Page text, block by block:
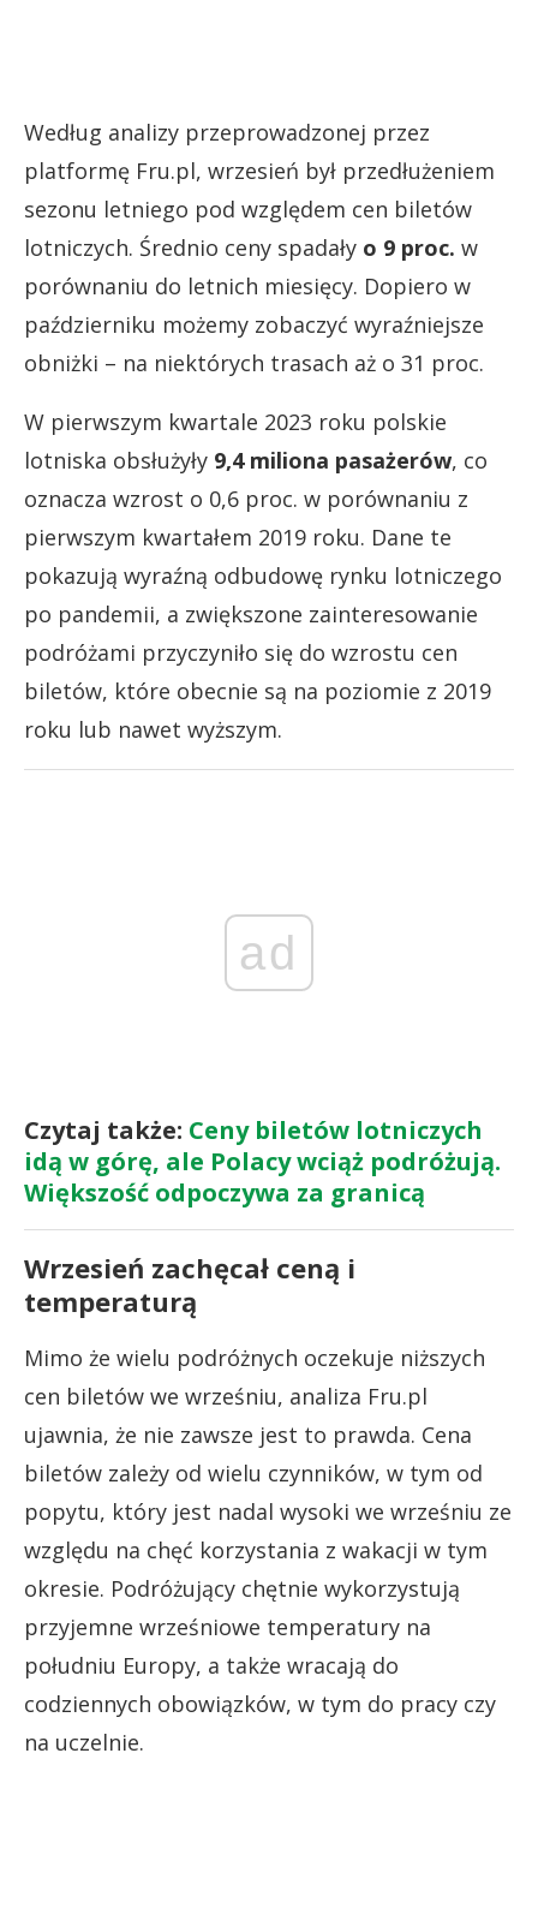
Według analizy przeprowadzonej przez
platformę Fru.pl, wrzesień był przedłużeniem
sezonu letniego pod względem cen biletów
lotniczych. Średnio ceny spadały o 9 proc. w
porównaniu do letnich miesięcy. Dopiero w
październiku możemy zobaczyć wyraźniejsze
obniżki – na niektórych trasach aż o 31 proc.
W pierwszym kwartale 2023 roku polskie
lotniska obsłużyły 9,4 miliona pasażerów, co
oznacza wzrost o 0,6 proc. w porównaniu z
pierwszym kwartałem 2019 roku. Dane te
pokazują wyraźną odbudowę rynku lotniczego
po pandemii, a zwiększone zainteresowanie
podróżami przyczyniło się do wzrostu cen
biletów, które obecnie są na poziomie z 2019
roku lub nawet wyższym.
ad
Czytaj także: Ceny biletów lotniczych
idą w górę, ale Polacy wciąż podróżują.
Większość odpoczywa za granicą
Wrzesień zachęcał ceną i
temperaturą
Mimo że wielu podróżnych oczekuje niższych
cen biletów we wrześniu, analiza Fru.pl
ujawnia, że nie zawsze jest to prawda. Cena
biletów zależy od wielu czynników, w tym od
popytu, który jest nadal wysoki we wrześniu ze
względu na chęć korzystania z wakacji w tym
okresie. Podróżujący chętnie wykorzystują
przyjemne wrześniowe temperatury na
południu Europy, a także wracają do
codziennych obowiązków, w tym do pracy czy
na uczelnie.